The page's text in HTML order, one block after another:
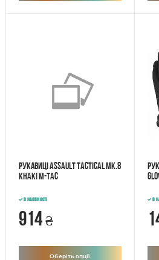
Рукавиці ASSAULT TACTICAL MK.8
KHAKI M-Tac
В наявності
914₴
Оберіть опції
В